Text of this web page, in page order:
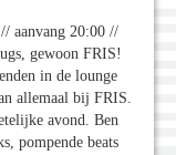
aanvang 20:00 //
gewoon FRIS!
in de lounge
allemaal bij FRIS.
avond. Ben
pompende beats